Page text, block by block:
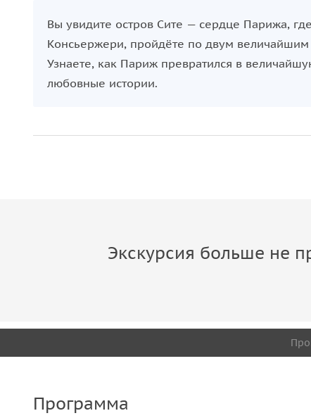
Вы увидите остров Сите — сердце Парижа,
Консьержери, пройдёте по двум
Узнаете, как Париж превратился в
любовные истории.
Экскурсия больше не
Программа